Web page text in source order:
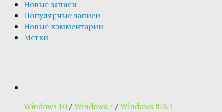
Новые записи
Популярные записи
Новые комментарии
Метки
Windows 10/Windows 7 /Windows 8/8.1